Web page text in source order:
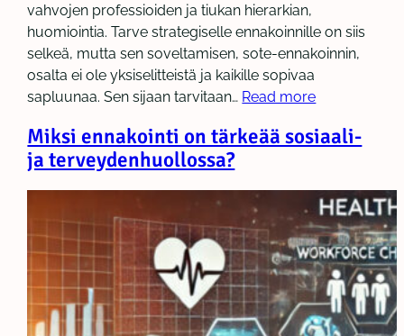
vahvojen professioiden ja tiukan hierarkian,
huomiointia. Tarve strategiselle ennakoinnille on siis
selkeä, mutta sen soveltamisen, sote-ennakoinnin,
osalta ei ole yksiselitteistä ja kaikille sopivaa
sapluunaa. Sen sijaan tarvitaan… Read more
Miksi ennakointi on tärkeää sosiaali-
ja terveydenhuollossa?